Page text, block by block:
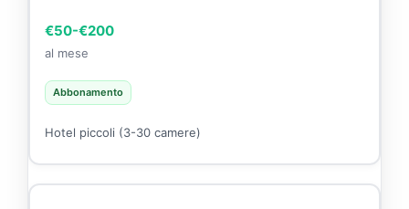
€50-€200
al mese
Abbonamento
Hotel piccoli (3-30 camere)